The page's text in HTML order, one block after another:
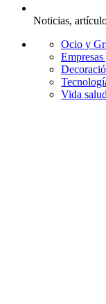
Noticias,
Ocio y
Vida